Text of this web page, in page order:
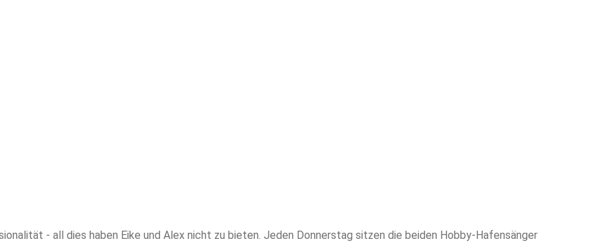
- all dies haben Eike und Alex nicht zu bieten. Jeden Donnerstag sitzen die beiden Hobby-Hafensänger